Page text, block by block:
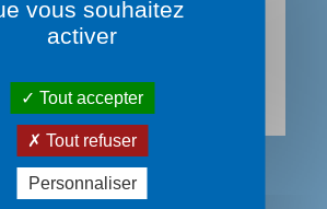
Département
Cedex 03
vous souhaitez
activer
Tout accepter
Tout refuser
Personnaliser